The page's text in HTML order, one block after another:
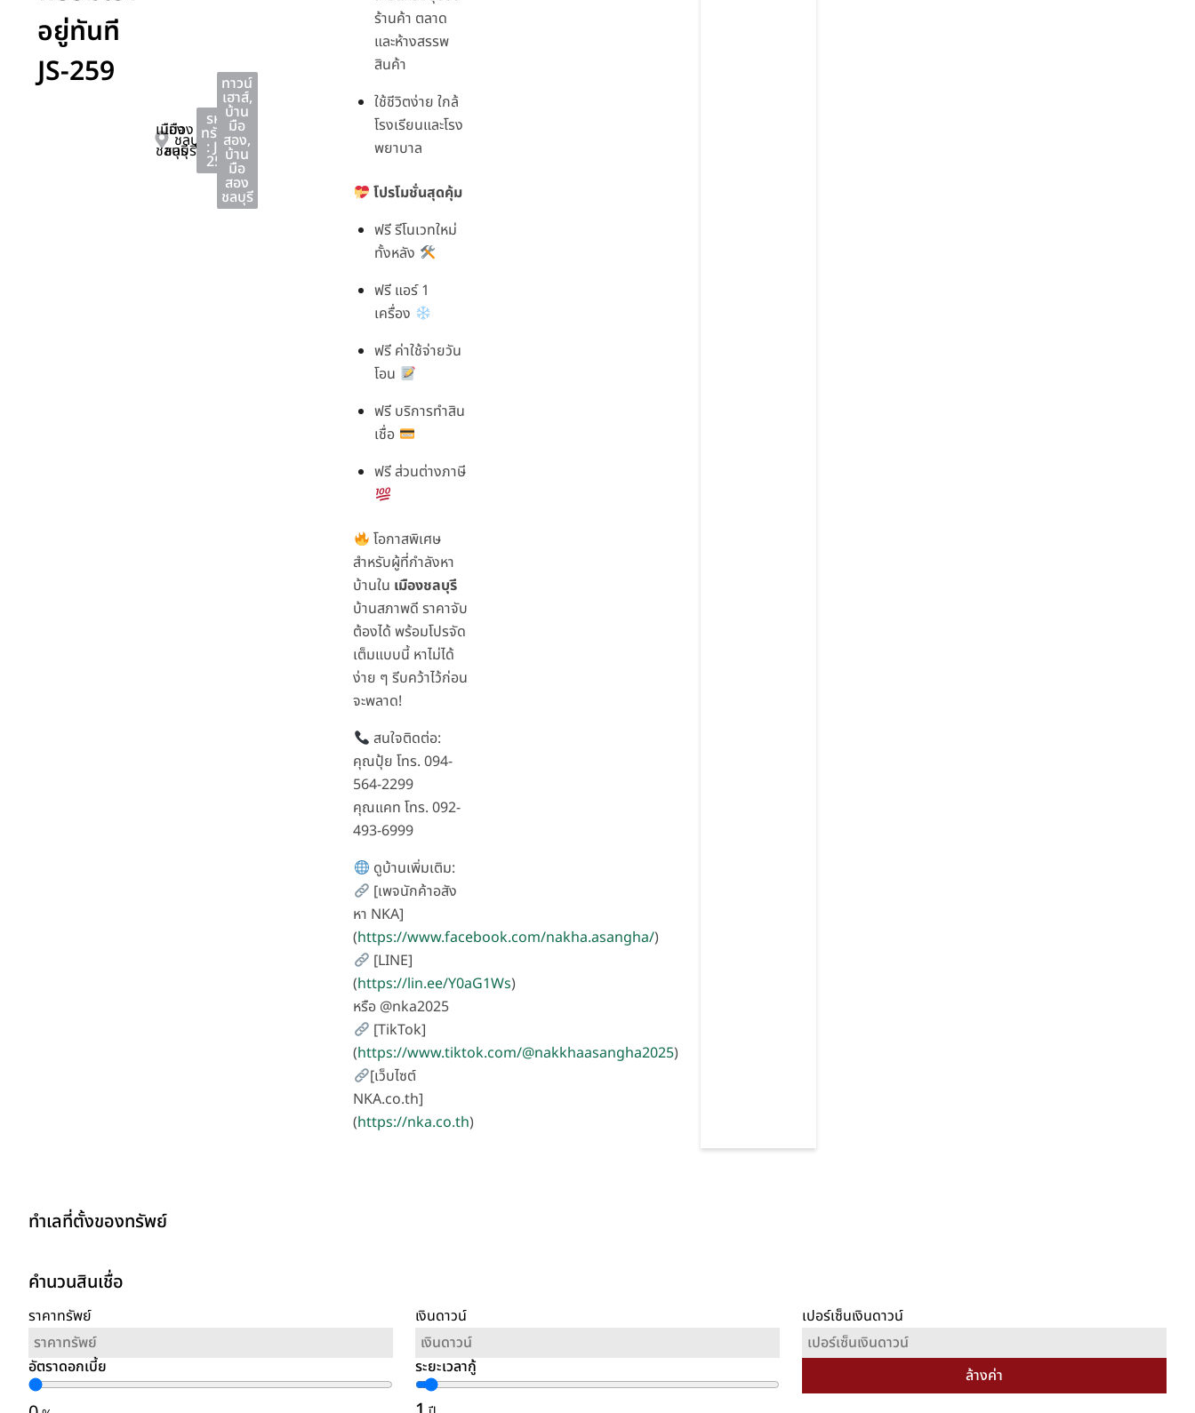
อยู่ทันที
JS-259
เมือง
ชลบุรี
เมือง
ชลบุรี
ชลบุรี
รหัส
ทรัพย์
: JS-
259
ทาวน์
เฮาส์,
บ้าน
มือ
สอง,
บ้าน
มือ
สอง
ชลบุรี
ร้านค้า ตลาด
และห้างสรรพ
สินค้า
ใช้ชีวิตง่าย ใกล้
โรงเรียนและโรง
พยาบาล
โปรโมชั่นสุดคุ้ม
ฟรี รีโนเวทใหม่
ทั้งหลัง
ฟรี แอร์ 1
เครื่อง
ฟรี ค่าใช้จ่ายวัน
โอน
ฟรี บริการทำสิน
เชื่อ
ฟรี ส่วนต่างภาษี
โอกาสพิเศษ
สำหรับผู้ที่กำลังหา
บ้านใน เมืองชลบุรี
บ้านสภาพดี ราคาจับ
ต้องได้ พร้อมโปรจัด
เต็มแบบนี้ หาไม่ได้
ง่าย ๆ รีบคว้าไว้ก่อน
จะพลาด!
สนใจติดต่อ:
คุณปุ้ย โทร. 094-
564-2299
คุณแคท โทร. 092-
493-6999
ดูบ้านเพิ่มเติม:
[เพจนักค้าอสัง
หา NKA]
(https://www.facebook.com/nakha.asangha/)
[LINE]
(https://lin.ee/Y0aG1Ws)
หรือ @nka2025
[TikTok]
(https://www.tiktok.com/@nakkhaasangha2025)
[เว็บไซต์
NKA.co.th]
(https://nka.co.th)
ทำเลที่ตั้งของทรัพย์
คำนวนสินเชื่อ
ราคาทรัพย์ เงินดาวน์ เปอร์เซ็นเงินดาวน์
อัตราดอกเบี้ย ระยะเวลากู้ ล้างค่า